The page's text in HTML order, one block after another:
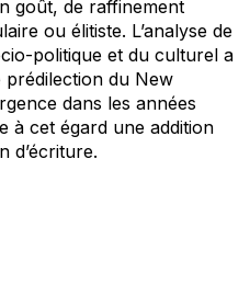
goût, de raffinement
ou élitiste. L’analyse de
politique et du culturel a
du New
dans les années
à cet égard une addition
d’écriture.